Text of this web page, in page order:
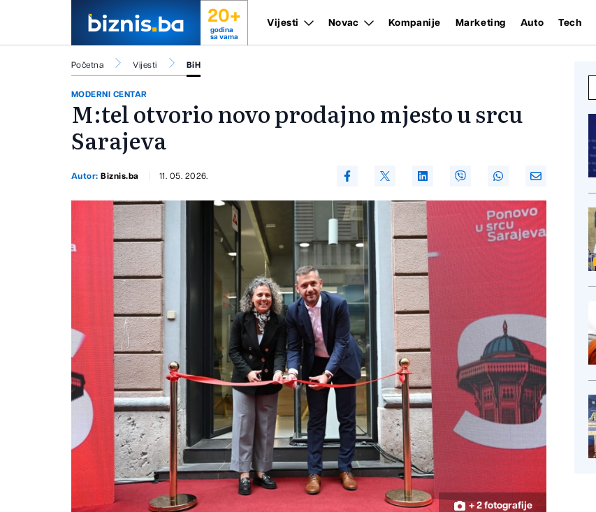
20+
godina
sa vama
Vijesti Novac Kompanije Marketing Auto Tech
Početna Vijesti BiH
MODERNI CENTAR
M:tel otvorio novo prodajno mjesto u srcu
Sarajeva
Autor:Biznis.ba 11. 05. 2026.
+ 2 fotografije